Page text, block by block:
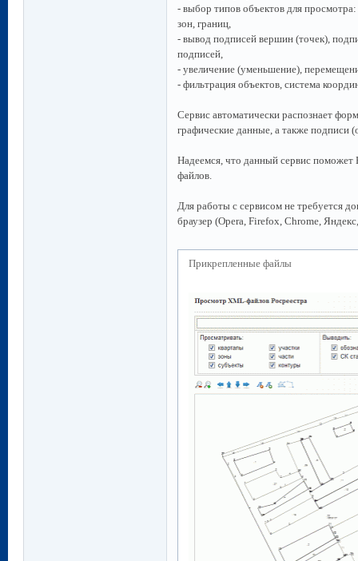
- выбор типов объектов для просмотра:
зон, границ,
- вывод подписей вершин (точек),
подписей,
- увеличение (уменьшение),
- фильтрация объектов, система
Сервис автоматически распознает
графические данные, а также подписи
Надеемся, что данный сервис
файлов.
Для работы с сервисом не требуется
браузер (Opera, Firefox, Chrome,
Прикрепленные файлы